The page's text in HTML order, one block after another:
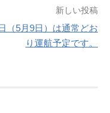
新しい投稿
（5月9日）は通常どお
り運航予定です。